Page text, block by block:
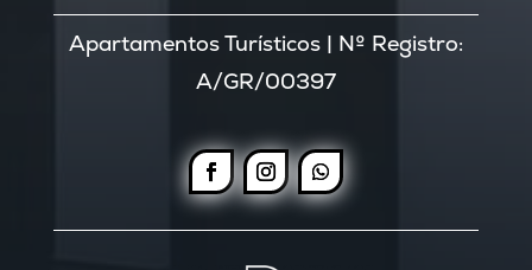
Apartamentos Turísticos | Nº Registro:
A/GR/00397